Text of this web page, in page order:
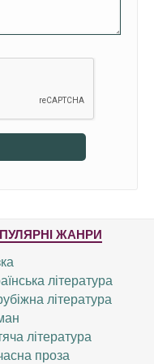
ЖАНРИ
література
література
література
проза